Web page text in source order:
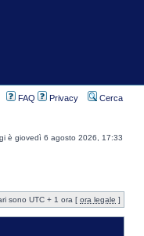
FAQ Privacy Cerca
è giovedì 6 agosto 2026, 17:33
sono UTC + 1 ora [ ora legale ]